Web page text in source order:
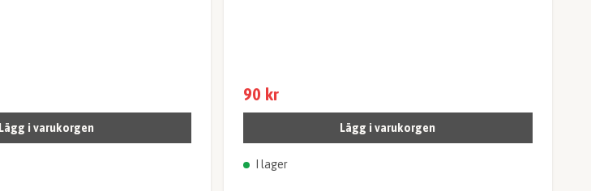
Lägg i varukorgen
90 kr
Lägg i varukorgen
I lager